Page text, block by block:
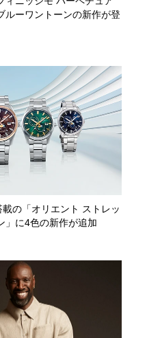
ルーワントーンの新作が登
の「オリエント ストレッ
」に4色の新作が追加